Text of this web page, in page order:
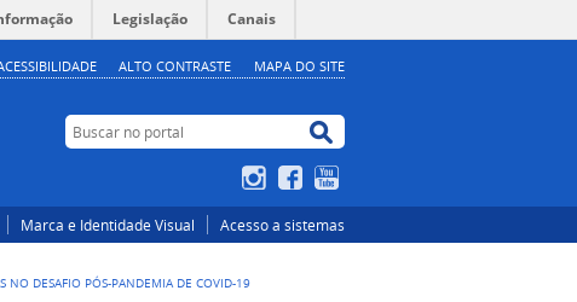
Legislação Canais
ALTO CONTRASTE MAPA DO SITE
Buscar no portal
Buscar no portal
InstagramFacebook
Marca e Identidade Visual Acesso a sistemas
NO DESAFIO PÓS-PANDEMIA DE COVID-19